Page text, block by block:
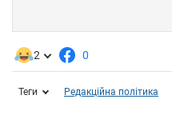
2 0
Теги Редакційна політика